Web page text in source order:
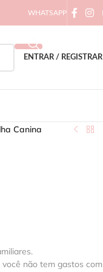
WHATSAPP
ENTRAR / REGISTRAR
Canina
não tem gastos com